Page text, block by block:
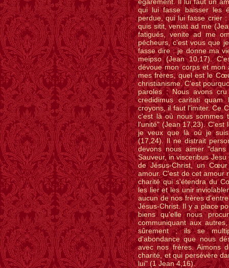
qui lui fasse baisser les
perdue, qui lui fasse crier
quis sitit, veniat ad me
fatigués, venite ad me
pécheurs, c'est vous que
fasse dire : je donne ma
meipso (Jean 10,17).
dévoue mon corps et mon
mes frères, quel est le
christianisme. C'est
paroles : Nous avons
credidimus caritati
croyons, il faut l'imiter. Ce
c'est là où nous sommes
l'unité" (Jean 17,23). C'est
je veux que là où je
(17,24). Il ne distrait
devons nous aimer
Sauveur, in visceribus
de Jésus-Christ, un
amour. C'est de cet amour
charité qui s'étendra du
les lier et les unir
aucun de nos frères
Jésus-Christ. Il y a place
biens qu'elle nous
communiquant aux
sûrement ; ils se
d'abondance que nous
avec nos frères. Aimons
charité, et qui persévère
lui" (1 Jean 4,16).